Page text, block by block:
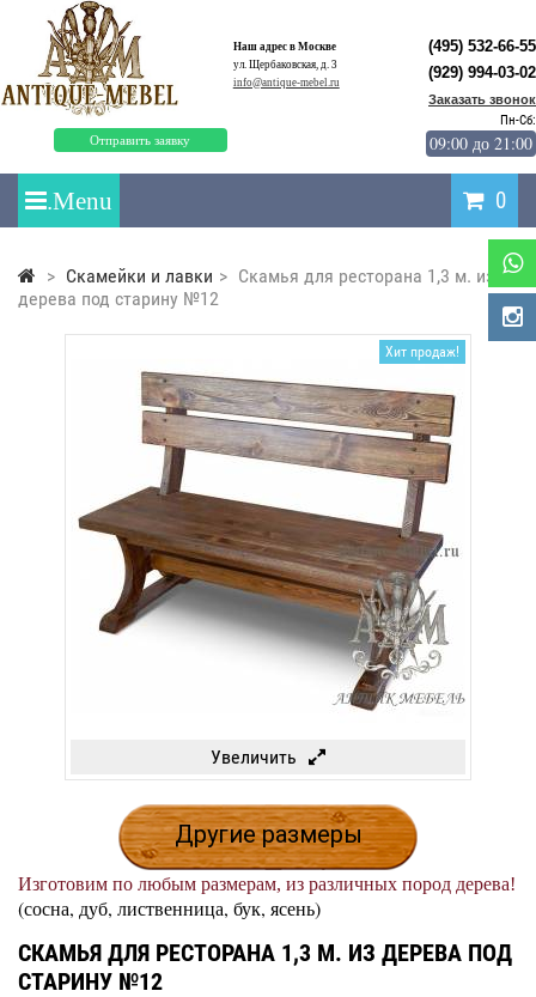
Наш адрес в Москве
ул. Щербаковская, д. 3
info@antique-mebel.ru
Отправить заявку
(495) 532-66-55
(929) 994-03-02
Заказать звонок
Пн-Сб:
09:00 до 21:00
0
> Скамейки и лавки > Скамья для ресторана 1,3 м. из
дерева под старину №12
Хит продаж!
Увеличить
Другие размеры
Изготовим по любым размерам, из различных пород дерева!
(сосна, дуб, лиственница, бук, ясень)
СКАМЬЯ ДЛЯ РЕСТОРАНА 1,3 М. ИЗ ДЕРЕВА ПОД
СТАРИНУ №12